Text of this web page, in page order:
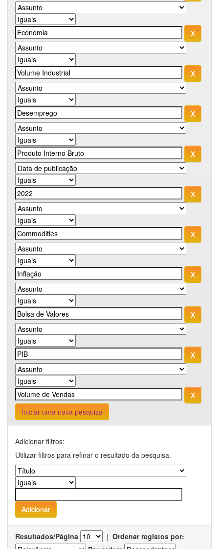
Iniciar uma nova pesquisa
Adicionar filtros:
Utilizar filtros para refinar o resultado da pesquisa.
Resultados/Página | Ordenar registos por: